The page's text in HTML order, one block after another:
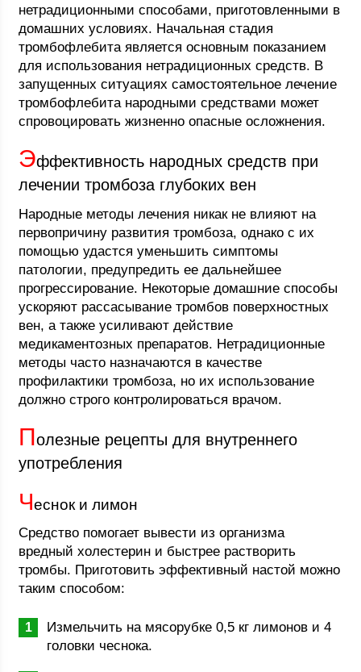
нетрадиционными способами, приготовленными в
домашних условиях. Начальная стадия
тромбофлебита является основным показанием
для использования нетрадиционных средств. В
запущенных ситуациях самостоятельное лечение
тромбофлебита народными средствами может
спровоцировать жизненно опасные осложнения.
Эффективность народных средств при
лечении тромбоза глубоких вен
Народные методы лечения никак не влияют на
первопричину развития тромбоза, однако с их
помощью удастся уменьшить симптомы
патологии, предупредить ее дальнейшее
прогрессирование. Некоторые домашние способы
ускоряют рассасывание тромбов поверхностных
вен, а также усиливают действие
медикаментозных препаратов. Нетрадиционные
методы часто назначаются в качестве
профилактики тромбоза, но их использование
должно строго контролироваться врачом.
Полезные рецепты для внутреннего
употребления
Чеснок и лимон
Средство помогает вывести из организма
вредный холестерин и быстрее растворить
тромбы. Приготовить эффективный настой можно
таким способом:
Измельчить на мясорубке 0,5 кг лимонов и 4
головки чеснока.